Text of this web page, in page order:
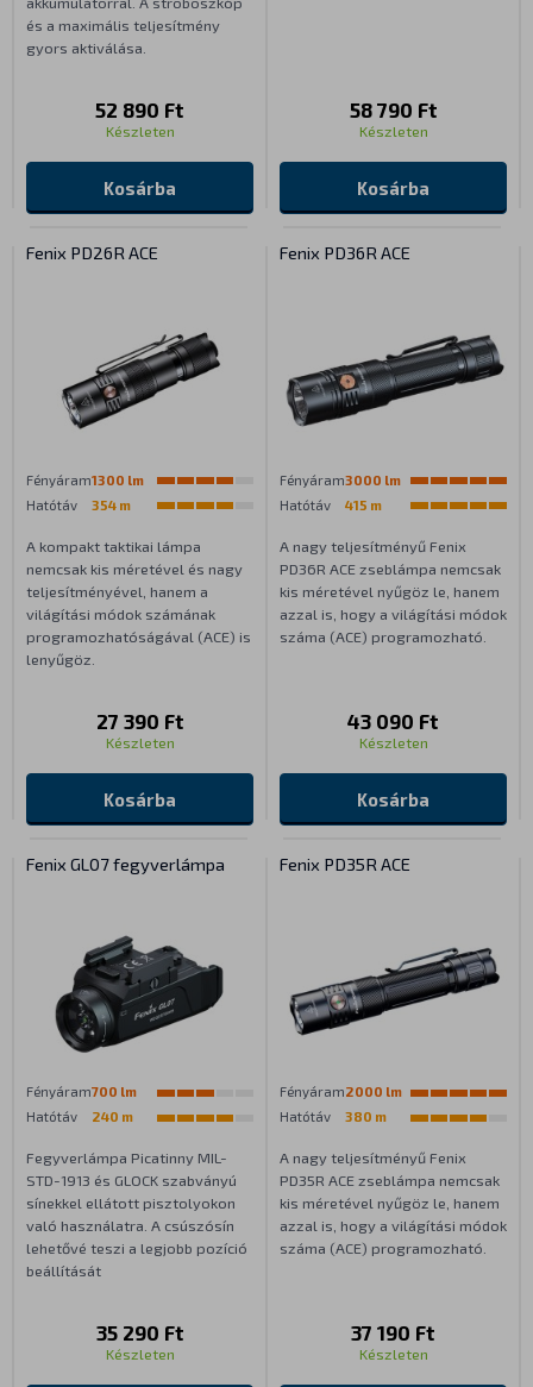
és a maximális teljesítmény
gyors aktiválása.
52 890 Ft
Készleten
Kosárba
58 790 Ft
Készleten
Kosárba
Fenix PD26R ACE
Fényáram1300 lm
Hatótáv
354 m
A kompakt taktikai lámpa
nemcsak kis méretével és nagy
teljesítményével, hanem a
világítási módok számának
programozhatóságával (ACE) is
lenyűgöz.
27 390 Ft
Készleten
Kosárba
Fenix PD36R ACE
Fényáram3000 lm
Hatótáv
415 m
A nagy teljesítményű Fenix
PD36R ACE zseblámpa nemcsak
kis méretével nyűgöz le, hanem
azzal is, hogy a világítási módok
száma (ACE) programozható.
43 090 Ft
Készleten
Kosárba
Fenix GL07 fegyverlámpa
Fényáram700 lm
Hatótáv
240 m
Fegyverlámpa Picatinny MIL-
STD-1913 és GLOCK szabványú
sínekkel ellátott pisztolyokon
való használatra. A csúszósín
lehetővé teszi a legjobb pozíció
beállítását
35 290 Ft
Készleten
Fenix PD35R ACE
Fényáram2000 lm
Hatótáv
380 m
A nagy teljesítményű Fenix
PD35R ACE zseblámpa nemcsak
kis méretével nyűgöz le, hanem
azzal is, hogy a világítási módok
száma (ACE) programozható.
37 190 Ft
Készleten